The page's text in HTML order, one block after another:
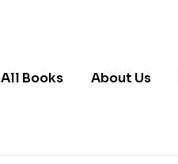
All Books About Us